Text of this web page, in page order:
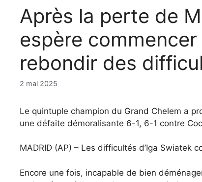
Après la perte de
espère
rebondir des
2 mai 2025
Le quintuple champion du Grand Chelem a
une défaite démoralisante 6-1, 6-1 contre
MADRID (AP) – Les difficultés d’Iga Swiatek
Encore une fois, incapable de bien